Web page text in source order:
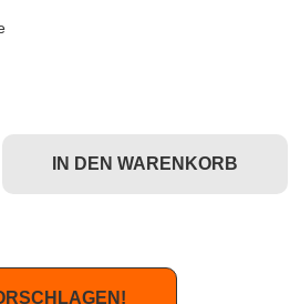
Series - Leer-Case (für
IN DEN WARENKORB